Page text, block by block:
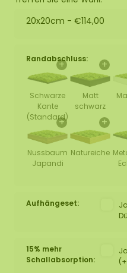
20x20cm - €114,00
Randabschluss:
+
Schwarze
Kante
(Standard)
+
Matt
schwarz
+
Nussbaum
Japandi
+
Natureiche
Aufhängeset:
15% mehr
Schallabsorption: